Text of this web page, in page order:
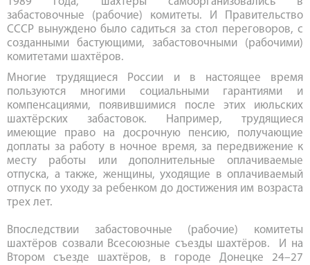
забастовочные (рабочие) комитеты. И Правительство
СССР вынуждено было садиться за стол переговоров, с
созданными бастующими, забастовочными (рабочими)
комитетами шахтёров.
Многие трудящиеся России и в настоящее время
пользуются многими социальными гарантиями и
компенсациями, появившимися после этих июльских
шахтёрских забастовок. Например, трудящиеся
имеющие право на досрочную пенсию, получающие
доплаты за работу в ночное время, за передвижение к
месту работы или дополнительные оплачиваемые
отпуска, а также, женщины, уходящие в оплачиваемый
отпуск по уходу за ребенком до достижения им возраста
трех лет.
Впоследствии забастовочные (рабочие) комитеты
шахтёров созвали Всесоюзные съезды шахтёров. И на
Втором съезде шахтёров, в городе Донецке 24–27